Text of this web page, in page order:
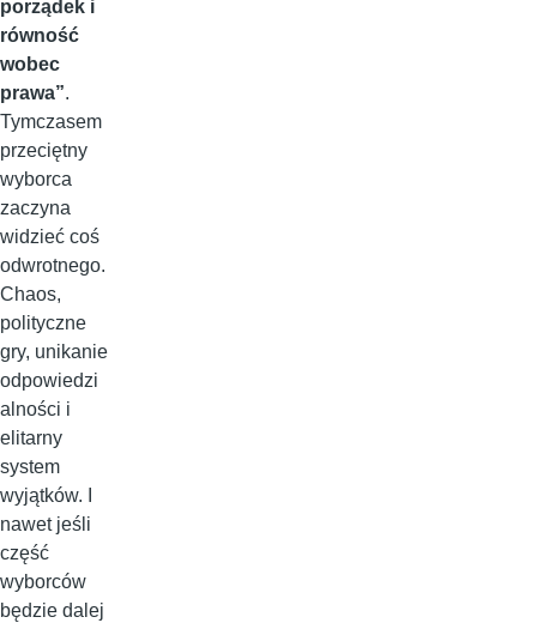
porządek i
równość
wobec
prawa”.
Tymczasem
przeciętny
wyborca
zaczyna
widzieć coś
odwrotnego.
Chaos,
polityczne
gry, unikanie
odpowiedzi
alności i
elitarny
system
wyjątków. I
nawet jeśli
część
wyborców
będzie dalej